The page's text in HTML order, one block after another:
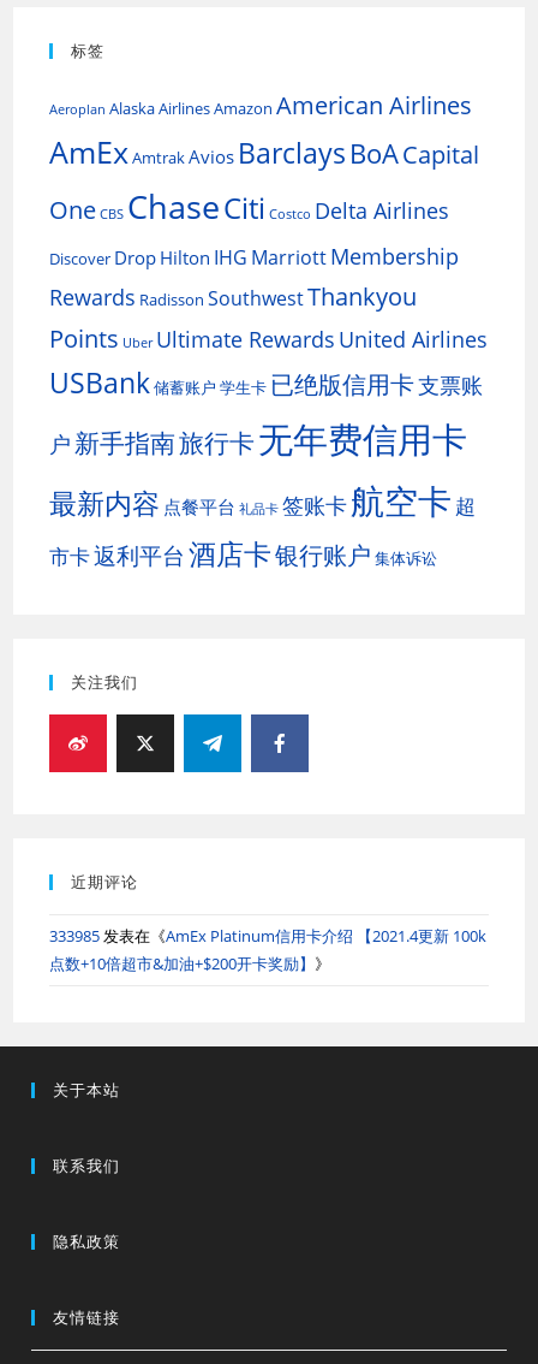
标签
Aeroplan Alaska AirlinesAmazon American Airlines
AmExAmtrakAvios Barclays BoACapital
One CBS ChaseCiti Costco Delta Airlines
Discover Drop Hilton IHG MarriottMembership
Rewards Radisson SouthwestThankyou
Points Uber Ultimate Rewards United Airlines
USBank储蓄账户 学生卡 已绝版信用卡支票账
户 新手指南旅行卡无年费信用卡
最新内容 点餐平台 礼品卡 签账卡航空卡 超
市卡返利平台 酒店卡银行账户 集体诉讼
关注我们
近期评论
333985发表在《AmEx Platinum信用卡介绍 【2021.4更新 100k
点数+10倍超市&加油+$200开卡奖励】 》
关于本站
联系我们
隐私政策
友情链接